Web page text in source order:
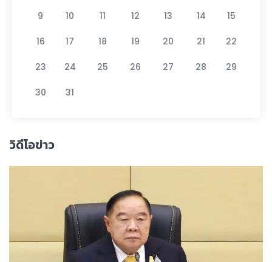
9 10 11 12 13 14 15
16 17 18 19 20 21 22
23 24 25 26 27 28 29
30 31
วิดีโอข่าว